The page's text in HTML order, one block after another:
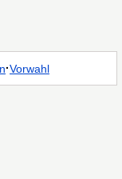
·Vorwahl